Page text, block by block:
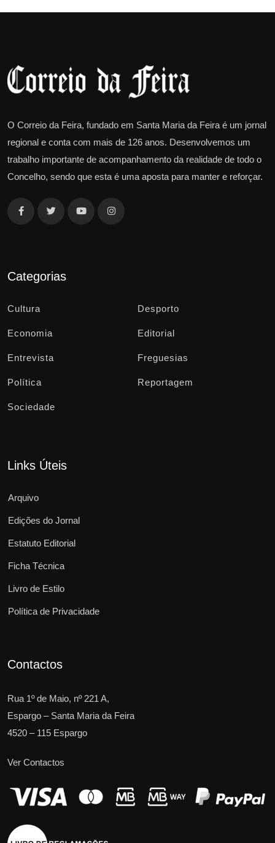
O Correio da Feira, fundado em Santa Maria da Feira é um jornal
regional e conta com mais de 126 anos. Desenvolvemos um
trabalho importante de acompanhamento da realidade de todo o
Concelho, sendo que esta é uma aposta para manter e reforçar.
Categorias
Cultura Desporto
Economia Editorial
Entrevista Freguesias
Política Reportagem
Sociedade
Links Úteis
Arquivo
Edições do Jornal
Estatuto Editorial
Ficha Técnica
Livro de Estilo
Política de Privacidade
Contactos
Rua 1º de Maio, nº 221 A,
Espargo – Santa Maria da Feira
4520 – 115 Espargo
Ver Contactos